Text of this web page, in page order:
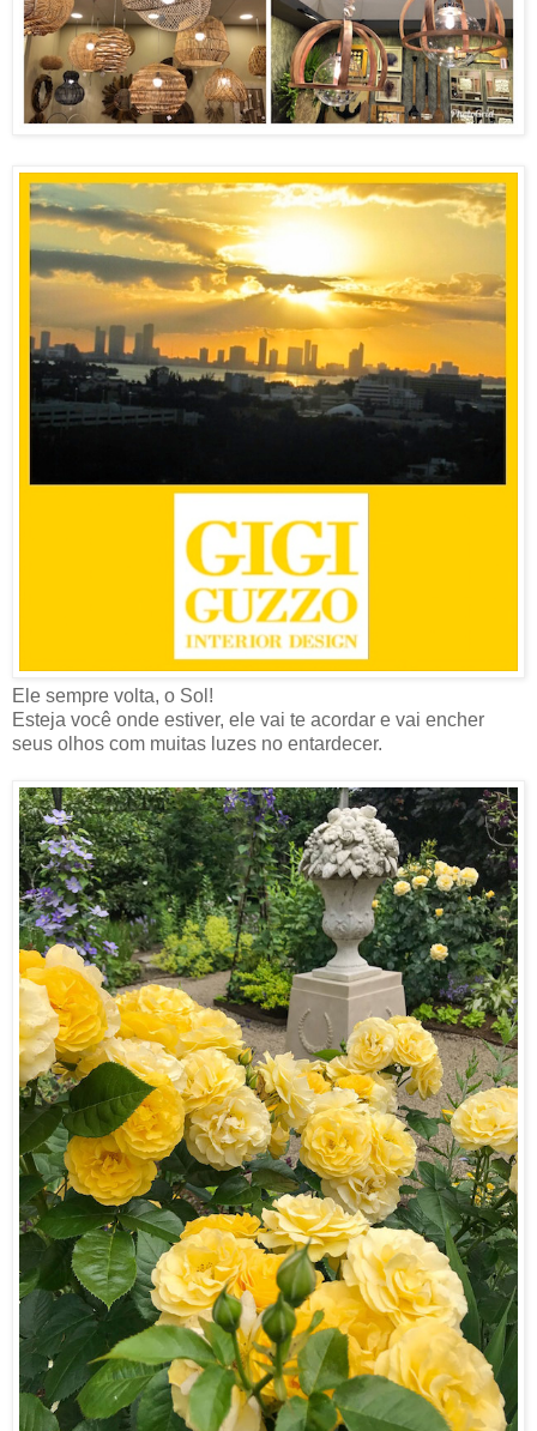
Ele sempre volta, o Sol!
Esteja você onde estiver, ele vai te acordar e vai encher
seus olhos com muitas luzes no entardecer.